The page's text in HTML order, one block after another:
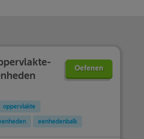
Oefenen
oppervlakte
eenhedenbalk